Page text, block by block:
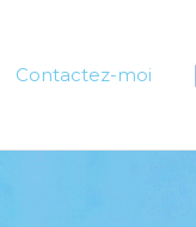
Contactez-moi